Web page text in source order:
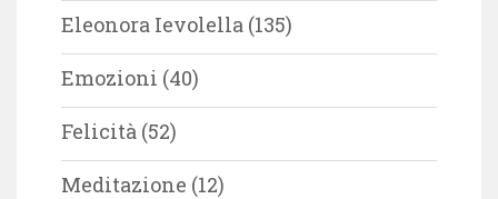
Eleonora Ievolella (135)
Emozioni (40)
Felicità (52)
Meditazione (12)